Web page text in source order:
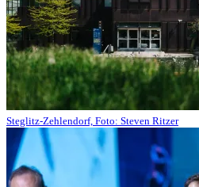
Steglitz-Zehlendorf, Foto: Steven Ritzer